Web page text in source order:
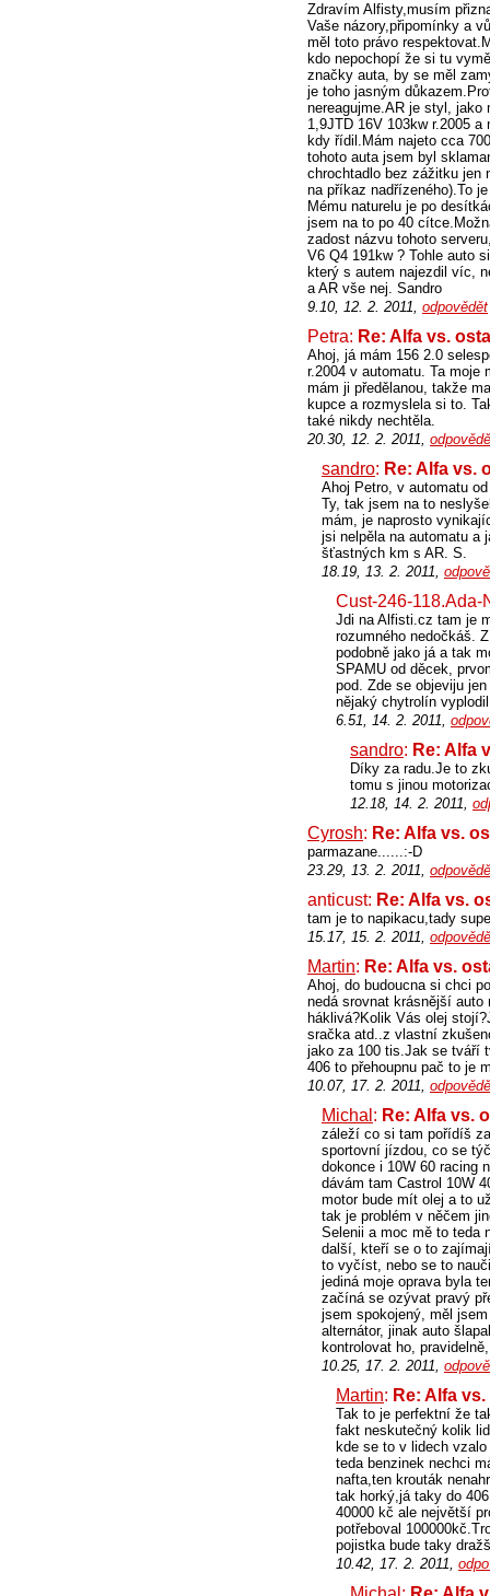
Zdravím Alfisty,musím
Vaše názory,připomínky a
měl toto právo
kdo nepochopí že si tu
značky auta, by se měl
je toho jasným
nereagujme.AR je styl,
1,9JTD 16V 103kw r.2005
kdy řídil.Mám najeto cca
tohoto auta jsem byl
chrochtadlo bez zážitku jen
na příkaz nadřízeného).To
Mému naturelu je po
jsem na to po 40
zadost názvu tohoto
V6 Q4 191kw ? Tohle auto
který s autem najezdil víc,
a AR vše nej. Sandro
9.10, 12. 2. 2011, odpovědět
Petra: Re: Alfa vs.
Ahoj, já mám 156 2.0
r.2004 v automatu. Ta
mám ji předělanou, takže
kupce a rozmyslela si to.
také nikdy nechtěla.
20.30, 12. 2. 2011,
sandro: Re: Alfa vs.
Ahoj Petro, v automatu
Ty, tak jsem na to
mám, je naprosto
jsi nelpěla na automatu a
šťastných km s AR. S.
18.19, 13. 2. 2011,
Cust-246-118.Ada-
Jdi na Alfisti.cz tam je
rozumného nedočkáš.
podobně jako já a tak
SPAMU od děcek,
pod. Zde se objeviju
nějaký chytrolín
6.51, 14. 2. 2011,
sandro: Re: Alfa
Díky za radu.Je to
tomu s jinou
12.18, 14. 2. 2011,
Cyrosh: Re: Alfa vs.
parmazane......:-D
23.29, 13. 2. 2011,
anticust: Re: Alfa vs.
tam je to napikacu,tady
15.17, 15. 2. 2011,
Martin: Re: Alfa vs.
Ahoj, do budoucna si chci
nedá srovnat krásnější
háklivá?Kolik Vás olej
sračka atd..z vlastní
jako za 100 tis.Jak se tváří
406 to přehoupnu pač to je
10.07, 17. 2. 2011,
Michal : Re: Alfa vs.
záleží co si tam pořídíš
sportovní jízdou, co se
dokonce i 10W 60 racing
dávám tam Castrol 10W
motor bude mít olej a to
tak je problém v něčem
Selenii a moc mě to teda
další, kteří se o to
to vyčíst, nebo se to
jediná moje oprava byla
začíná se ozývat pravý
jsem spokojený, měl
alternátor, jinak auto
kontrolovat ho,
10.25, 17. 2. 2011,
Martin: Re: Alfa
Tak to je perfektní že
fakt neskutečný kolik
kde se to v lidech
teda benzinek nechci
nafta,ten krouták
tak horký,já taky do
40000 kč ale největší
potřeboval
pojistka bude taky
10.42, 17. 2. 2011,